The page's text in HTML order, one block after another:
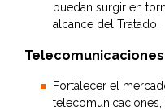
puedan surgir en
alcance del Tratado.
Telecomunicaciones
Fortalecer el